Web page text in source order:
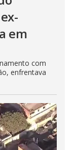
em
com
enfrentava